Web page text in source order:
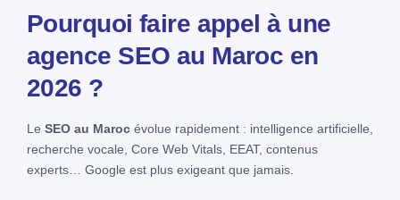
Pourquoi faire appel à une
agence SEO au Maroc en
2026 ?
Le SEO au Maroc évolue rapidement : intelligence artificielle,
recherche vocale, Core Web Vitals, EEAT, contenus
experts… Google est plus exigeant que jamais.